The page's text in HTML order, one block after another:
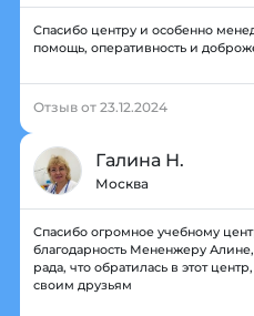
Спасибо центру и особенно
помощь, оперативность и
Отзыв от 23.12.2024
Галина Н.
Москва
Спасибо огромное учебному
благодарность Мененжеру
рада, что обратилась в этот
своим друзьям